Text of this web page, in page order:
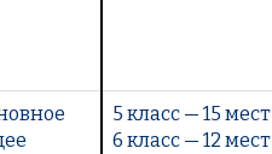
5 класс — 15 мест
6 класс — 12 мест